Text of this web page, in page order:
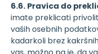
6.6. Pravica do
imate preklicati
vaših osebnih
kadarkoli brez